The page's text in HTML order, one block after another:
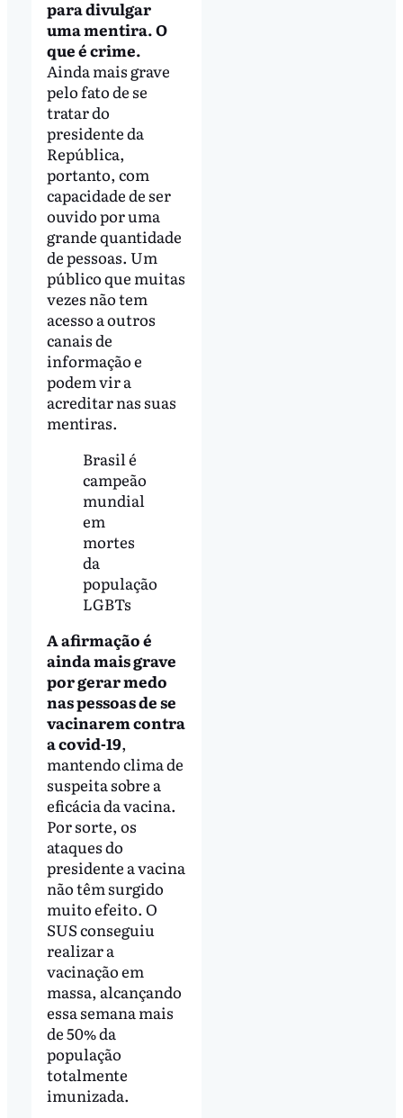
para divulgar
uma mentira. O
que é crime.
Ainda mais grave
pelo fato de se
tratar do
presidente da
República,
portanto, com
capacidade de ser
ouvido por uma
grande quantidade
de pessoas. Um
público que muitas
vezes não tem
acesso a outros
canais de
informação e
podem vir a
acreditar nas suas
mentiras.
Brasil é
campeão
mundial
em
mortes
da
população
LGBTs
A afirmação é
ainda mais grave
por gerar medo
nas pessoas de se
vacinarem contra
a covid-19,
mantendo clima de
suspeita sobre a
eficácia da vacina.
Por sorte, os
ataques do
presidente a vacina
não têm surgido
muito efeito. O
SUS conseguiu
realizar a
vacinação em
massa, alcançando
essa semana mais
de 50% da
população
totalmente
imunizada.